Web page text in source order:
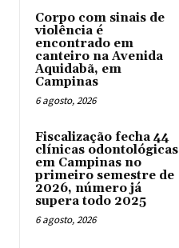
Corpo com sinais de
violência é
encontrado em
canteiro na Avenida
Aquidabã, em
Campinas
6 agosto, 2026
Fiscalização fecha 44
clínicas odontológicas
em Campinas no
primeiro semestre de
2026, número já
supera todo 2025
6 agosto, 2026